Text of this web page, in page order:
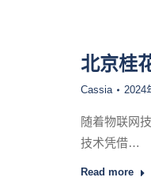
北京桂
Cassia 2024
随着物联网
技术凭借…
Read more